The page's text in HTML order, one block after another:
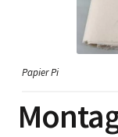
Papier Pi